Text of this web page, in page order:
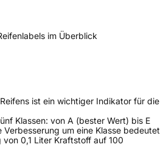
im Überblick
ist ein wichtiger Indikator für die
Klassen: von A (bester Wert) bis E
Verbesserung um eine Klasse bedeutet
von 0,1 Liter Kraftstoff auf 100